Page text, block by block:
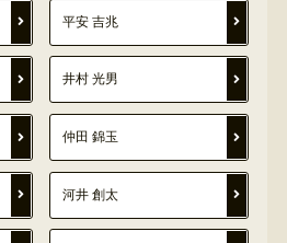
平安 吉兆
井村 光男
仲田 錦玉
河井 創太